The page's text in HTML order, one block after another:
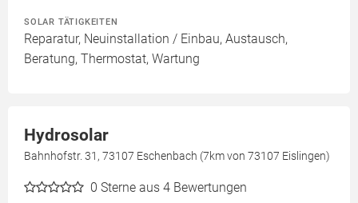
SOLAR TÄTIGKEITEN
Reparatur, Neuinstallation / Einbau, Austausch,
Beratung, Thermostat, Wartung
Hydrosolar
Bahnhofstr. 31, 73107 Eschenbach (7km von 73107 Eislingen)
0 Sterne aus 4 Bewertungen